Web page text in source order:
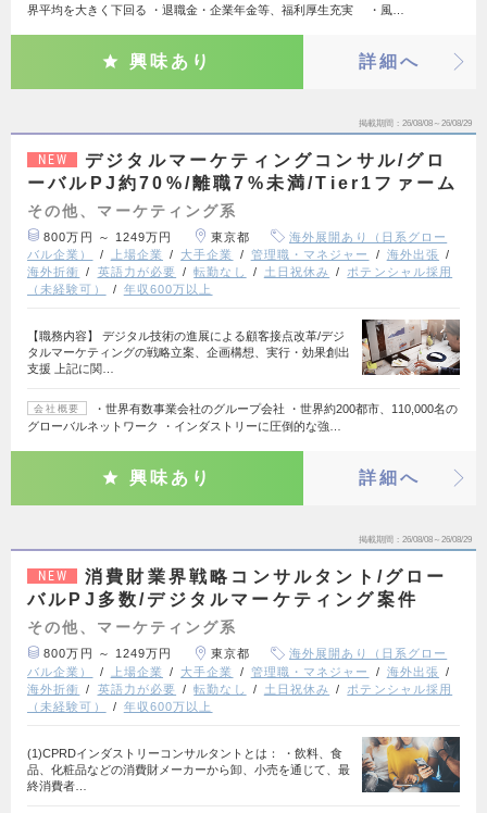
界平均を大きく下回る ・退職金・企業年金等、福利厚生充実 ・風…
興味あり 詳細へ
掲載期間 26/08/08～26/08/29
NEW
デジタルマーケティングコンサル/グロ
ーバルPJ約70%/離職7%未満/Tier1ファーム
その他、マーケティング系
800万円 ～ 1249万円 東京都
海外展開あり（日系グロー
バル企業）
上場企業 大手企業 管理職・マネジャー
海外出張
海外折衝
英語力が必要 転勤なし 土日祝休み
ポテンシャル採用
（未経験可）
年収600万以上
【職務内容】 デジタル技術の進展による顧客接点改革/デジ
タルマーケティングの戦略立案、企画構想、実行・効果創出
支援 上記に関…
会社概要
・世界有数事業会社のグループ会社 ・世界約200都市、110,000名の
グローバルネットワーク ・インダストリーに圧倒的な強…
興味あり 詳細へ
掲載期間 26/08/08～26/08/29
NEW
消費財業界戦略コンサルタント/グロー
バルPJ多数/デジタルマーケティング案件
その他、マーケティング系
800万円 ～ 1249万円 東京都
海外展開あり（日系グロー
バル企業）
上場企業 大手企業 管理職・マネジャー
海外出張
海外折衝
英語力が必要 転勤なし 土日祝休み
ポテンシャル採用
（未経験可）
年収600万以上
(1)CPRDインダストリーコンサルタントとは： ・飲料、食
品、化粧品などの消費財メーカーから卸、小売を通じて、最
終消費者…